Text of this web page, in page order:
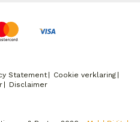
Statement
Cookie verklaring
Disclaimer